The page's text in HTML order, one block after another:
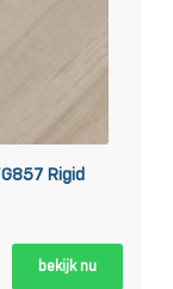
Rigid
bekijk nu